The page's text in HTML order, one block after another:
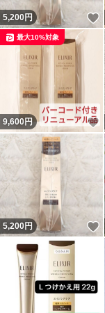
5,200円
9,600円
最大10%対象
5,200円